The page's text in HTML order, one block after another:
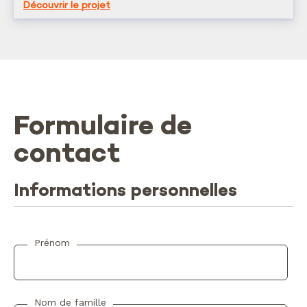
Découvrir le projet
Formulaire de
contact
Informations personnelles
Prénom
Nom de famille